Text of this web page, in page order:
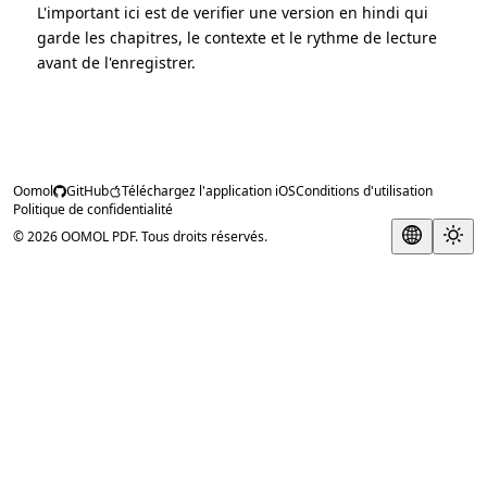
L'important ici est de verifier une version en hindi qui
garde les chapitres, le contexte et le rythme de lecture
avant de l'enregistrer.
Oomol GitHub Téléchargez l'application iOSConditions d'utilisation
Politique de confidentialité
© 2026 OOMOL PDF. Tous droits réservés.